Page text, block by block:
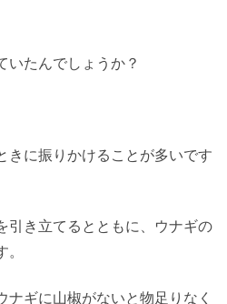
いたんでしょうか？
きに振りかけることが多いです
引き立てるとともに、ウナギの
ナギに山椒がないと物足りなく